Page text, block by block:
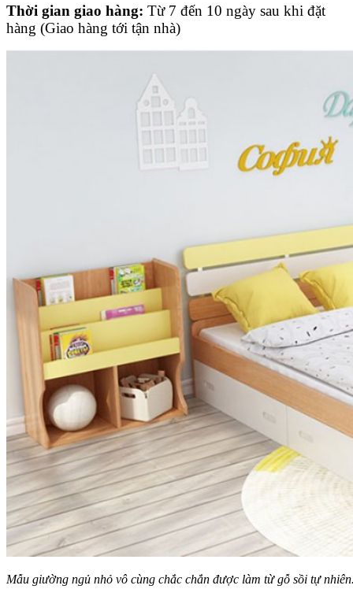
Thời gian giao hàng: Từ 7 đến 10 ngày sau khi đặt
hàng (Giao hàng tới tận nhà)
Mẫu giường ngủ nhỏ vô cùng chắc chắn được làm từ gỗ sồi tự